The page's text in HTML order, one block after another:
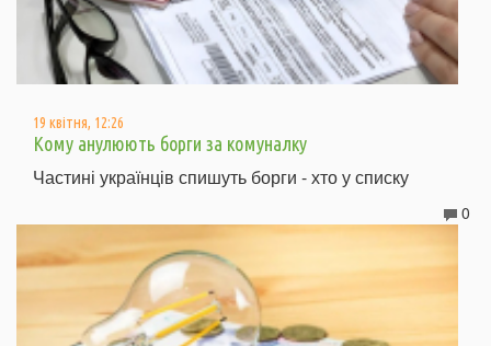
19 квітня, 12:26
Кому анулюють борги за комуналку
Частині українців спишуть борги - хто у списку
0